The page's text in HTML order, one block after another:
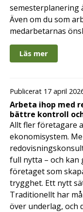
semesterplanering
Även om du som
medarbetarnas
Läs mer
Publicerat 17 april
Arbeta ihop med
bättre kontroll
Allt fler företagare
ekonomisystem.
full nytta – och
företaget som
trygghet. Ett nytt
Traditionellt har
över underlag, och